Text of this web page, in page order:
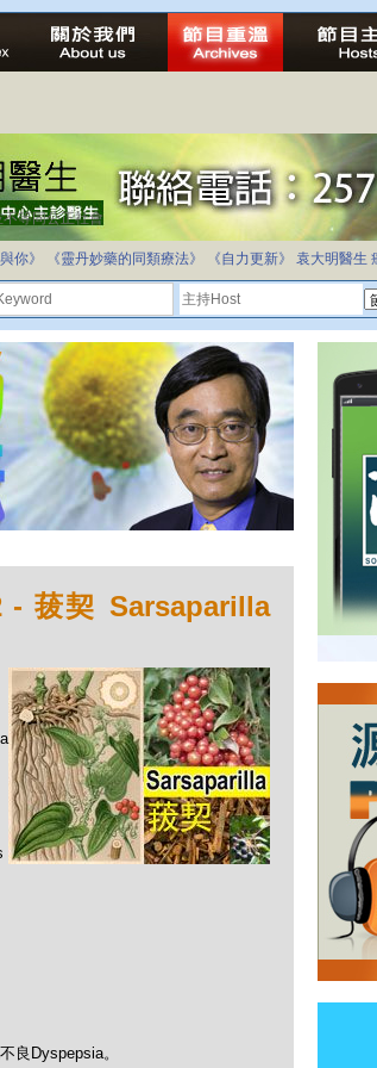
等同公正社會
化-推動多元化教育，全民學卷制
你》 《靈丹妙藥的同類療法》 《自力更新》 袁大明醫生
- 菝契 Sarsaparilla
良Dyspepsia。